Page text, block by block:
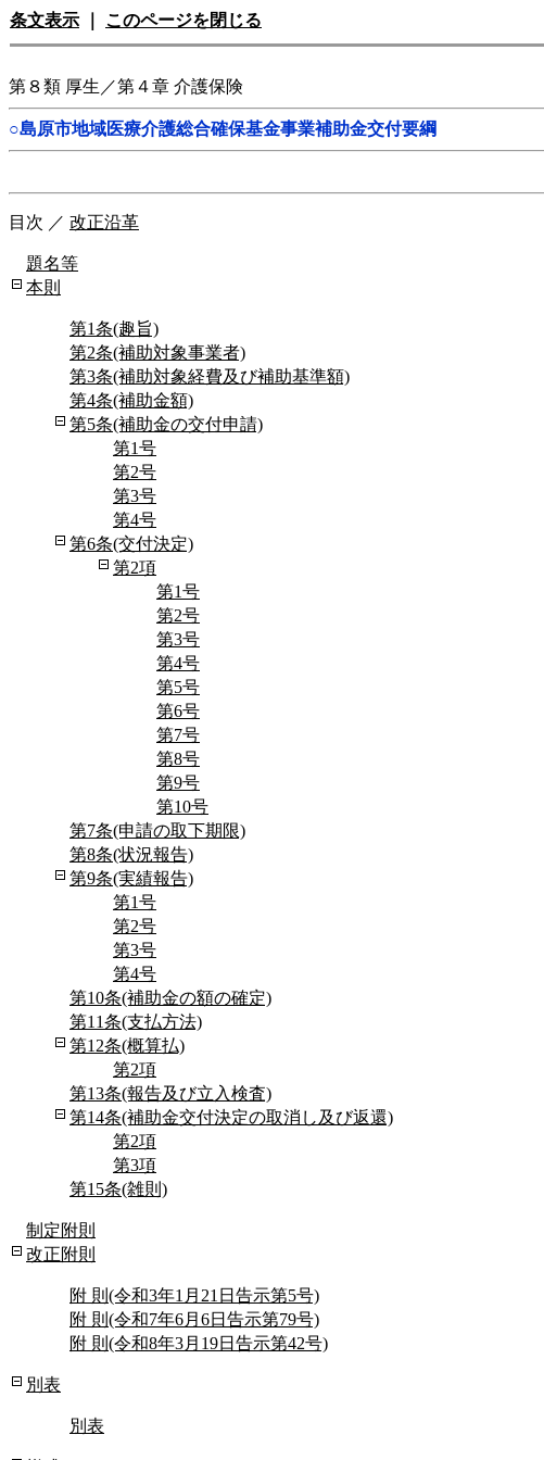
条文表示 このページを閉じる
第８類 厚生／第４章 介護保険
○島原市地域医療介護総合確保基金事業補助金交付要綱
目次 ／ 改正沿革
題名等
本則
第1条(趣旨)
第2条(補助対象事業者)
第3条(補助対象経費及び補助基準額)
第4条(補助金額)
第5条(補助金の交付申請)
第1号
第2号
第3号
第4号
第6条(交付決定)
第2項
第1号
第2号
第3号
第4号
第5号
第6号
第7号
第8号
第9号
第10号
第7条(申請の取下期限)
第8条(状況報告)
第9条(実績報告)
第1号
第2号
第3号
第4号
第10条(補助金の額の確定)
第11条(支払方法)
第12条(概算払)
第2項
第13条(報告及び立入検査)
第14条(補助金交付決定の取消し及び返還)
第2項
第3項
第15条(雑則)
制定附則
改正附則
附 則(令和3年1月21日告示第5号)
附 則(令和7年6月6日告示第79号)
附 則(令和8年3月19日告示第42号)
別表
別表